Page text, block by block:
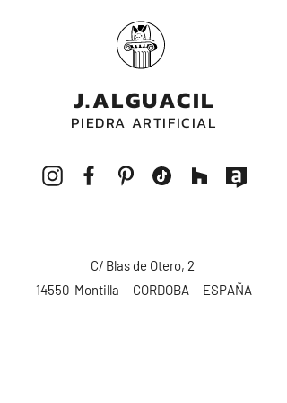
J.ALGUACIL
PIEDRA ARTIFICIAL
C/ Blas de Otero, 2
14550 Montilla - CORDOBA - ESPAÑA